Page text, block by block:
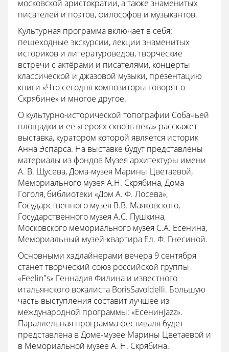
московской аристократии, а также знаменитых
писателей и поэтов, философов и музыкантов.
Культурная программа включает в себя:
пешеходные экскурсии, лекции знаменитых
историков и литературоведов, творческие
встречи с актёрами и писателями, концерты
классической и джазовой музыки, презентацию
книги «Что сегодня композиторы говорят о
Скрябине» и многое другое.
О культурно-исторической топографии Собачьей
площадки и её «героях сквозь века» расскажет
выставка, куратором которой является историк
Анна Эспарса. На выставке будут представлены
материалы из фондов Музея архитектуры имени
А. В. Щусева, Дома-музея Марины Цветаевой,
Мемориального музея А.Н. Скрябина, Дома
Гоголя, библиотеки «Дом А. Ф. Лосева»,
Государственного музея В.В. Маяковского,
Государственного музея А.С. Пушкина,
Московского мемориального музея С.А. Есенина,
Мемориальный музей-квартира Ел. Ф. Гнесиной.
Основными хэдлайнерами вечера 9 сентября
станет творческий союз российской группы
«Feelin"s» Геннадия Филина и известного
итальянского вокалиста BorisSavoldelli. Большую
часть выступления составит лучшее из
международной программы: «ЕсенинJazz».
Параллельная программа фестиваля будет
представлена в Доме-музее Марины Цветаевой и
в Мемориальной музее А. Н. Скрябина.